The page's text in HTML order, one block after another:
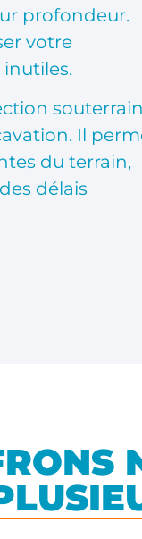
profondeur.
votre
Il
du terrain,
délais